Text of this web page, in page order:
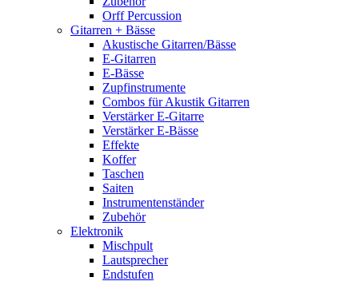
Orff Percussion
Gitarren + Bässe
Akustische Gitarren/Bässe
E-Gitarren
E-Bässe
Zupfinstrumente
Combos für Akustik Gitarren
Verstärker E-Gitarre
Verstärker E-Bässe
Effekte
Koffer
Taschen
Saiten
Instrumentenständer
Zubehör
Elektronik
Mischpult
Lautsprecher
Endstufen